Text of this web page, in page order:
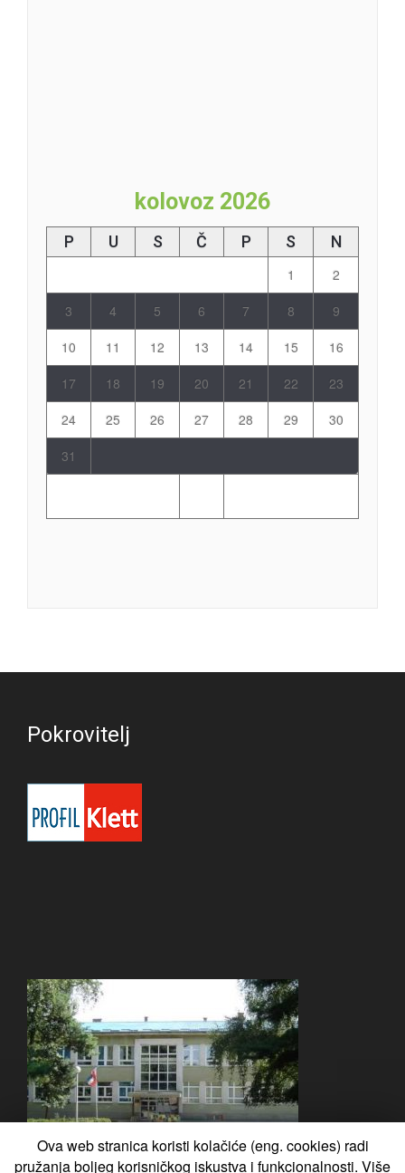
kolovoz 2026
P U S Č P S N
1
2
3
4 5 6 7 8
9
10
11 12 13 14 15
16
17
18 19 20 21 22
23
24
25 26 27 28 29
30
31
Pokrovitelj
Ova web stranica koristi kolačiće (eng. cookies) radi
pružanja boljeg korisničkog iskustva i funkcionalnosti. Više